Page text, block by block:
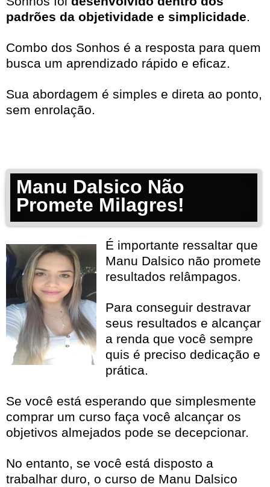
padrões da objetividade e simplicidade.
Combo dos Sonhos é a resposta para quem
busca um aprendizado rápido e eficaz.
Sua abordagem é simples e direta ao ponto,
sem enrolação.
Manu Dalsico Não
Promete Milagres!
É importante ressaltar que
Manu Dalsico não promete
resultados relâmpagos.
Para conseguir destravar
seus resultados e alcançar
a renda que você sempre
quis é preciso dedicação e
prática.
Se você está esperando que simplesmente
comprar um curso faça você alcançar os
objetivos almejados pode se decepcionar.
No entanto, se você está disposto a
trabalhar duro, o curso de Manu Dalsico